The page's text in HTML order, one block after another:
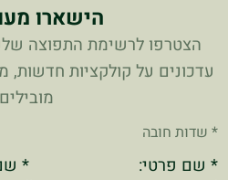
הישארו
הצטרפו לרשימת התפוצה
עדכונים על קולקציות חדשות,
* שדות חובה
* שם פרטי: *